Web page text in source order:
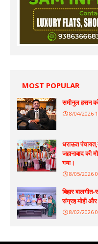
MOST POPULAR
समीनुल हसन
8/04/2026
धराऊत
जहानाबाद की
गया।
8/05/2026
बिहार
संग्रह मोही और
8/02/2026